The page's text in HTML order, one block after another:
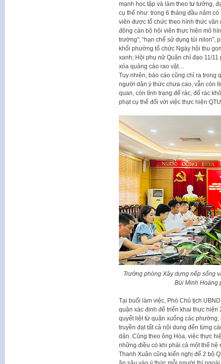
mạnh học tập và làm theo tư tưởng,
cụ thể như: trong 6 tháng đầu năm
viên được tổ chức theo hình thức văn
động cán bộ hội viên thực hiện mô
trường”; “hạn chế sử dụng túi nilon”,
khối phường tổ chức Ngày hội thu
xanh; Hội phụ nữ Quận chỉ đạo 11/
xóa quảng cáo rao vặt…
Tuy nhiên, báo cáo cũng chỉ ra trong
người dân ý thức chưa cao, vẫn còn
quan, còn tình trạng để rác, đổ rác
phạt cụ thể đối với việc thực hiện
Trưởng phòng Xây dựng nếp sống
Bùi Minh Hoàng
Tại buổi làm việc, Phó Chủ tịch
quận xác định để triển khai thực
quyết liệt từ quận xuống các
truyền đạt tất cả nội dung đến từng
dân. Cũng theo ông Hòa, việc thực
những điều có khi phải cả một thế hệ
Thanh Xuân cũng kiến nghị để 2 bộ